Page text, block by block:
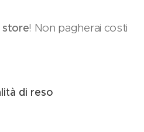
store! Non pagherai costi
di reso